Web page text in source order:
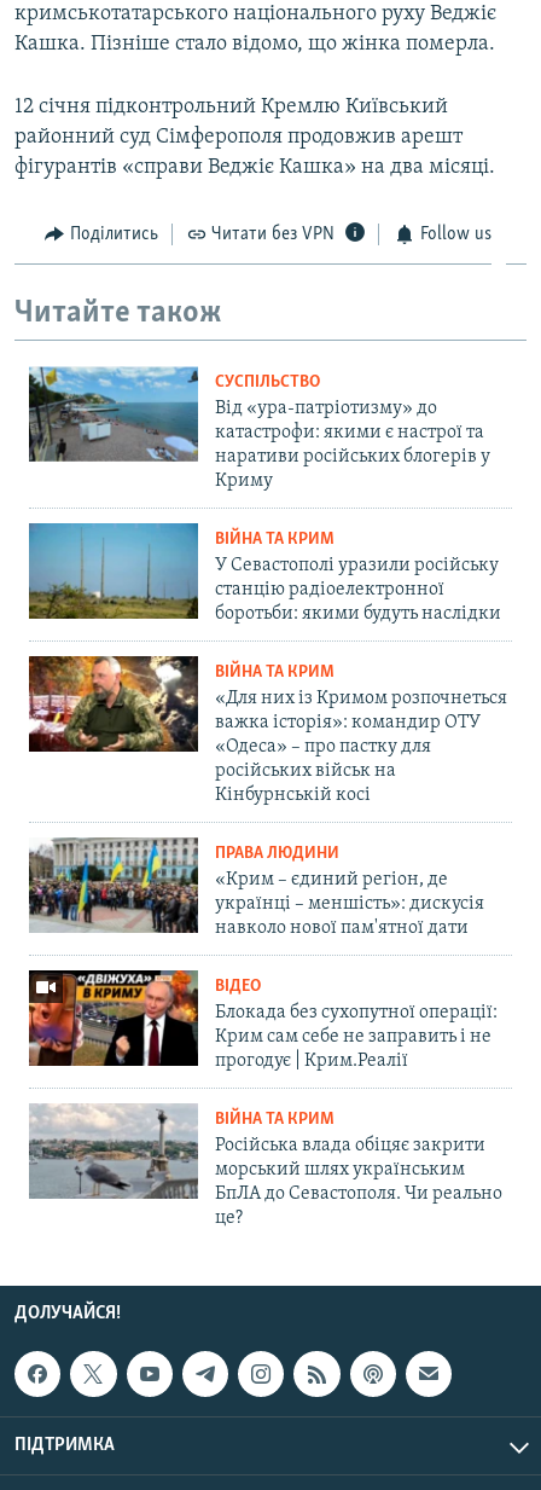
кримськотатарського національного руху Веджіє
Кашка. Пізніше стало відомо, що жінка померла.
12 січня підконтрольний Кремлю Київський
районний суд Сімферополя продовжив арешт
фігурантів «справи Веджіє Кашка» на два місяці.
Поділитись Читати без VPN Follow us
Читайте також
СУСПІЛЬСТВО
Від «ура-патріотизму» до
катастрофи: якими є настрої та
наративи російських блогерів у
Криму
ВІЙНА ТА КРИМ
У Севастополі уразили російську
станцію радіоелектронної
боротьби: якими будуть наслідки
ВІЙНА ТА КРИМ
«Для них із Кримом розпочнеться
важка історія»: командир ОТУ
«Одеса» – про пастку для
російських військ на
Кінбурнській косі
ПРАВА ЛЮДИНИ
«Крим – єдиний регіон, де
українці – меншість»: дискусія
навколо нової пам'ятної дати
ВІДЕО
Блокада без сухопутної операції:
Крим сам себе не заправить і не
прогодує | Крим.Реалії
ВІЙНА ТА КРИМ
Російська влада обіцяє закрити
морський шлях українським
БпЛА до Севастополя. Чи реально
це?
ДОЛУЧАЙСЯ!
ПІДТРИМКА